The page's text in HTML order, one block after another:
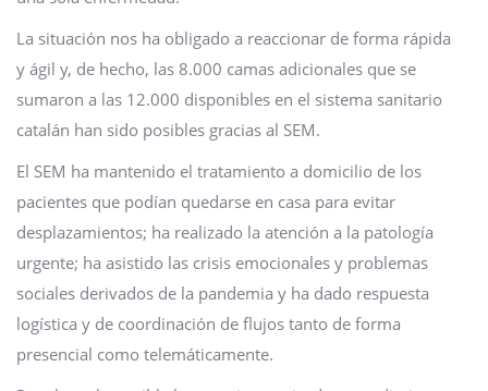
La situación nos ha obligado a reaccionar de forma rápida
y ágil y, de hecho, las 8.000 camas adicionales que se
sumaron a las 12.000 disponibles en el sistema sanitario
catalán han sido posibles gracias al SEM.
El SEM ha mantenido el tratamiento a domicilio de los
pacientes que podían quedarse en casa para evitar
desplazamientos; ha realizado la atención a la patología
urgente; ha asistido las crisis emocionales y problemas
sociales derivados de la pandemia y ha dado respuesta
logística y de coordinación de flujos tanto de forma
presencial como telemáticamente.